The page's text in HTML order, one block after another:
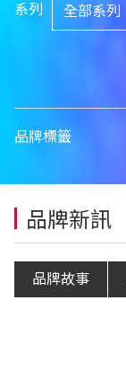
系列
品牌標籤
品牌新訊
品牌故事